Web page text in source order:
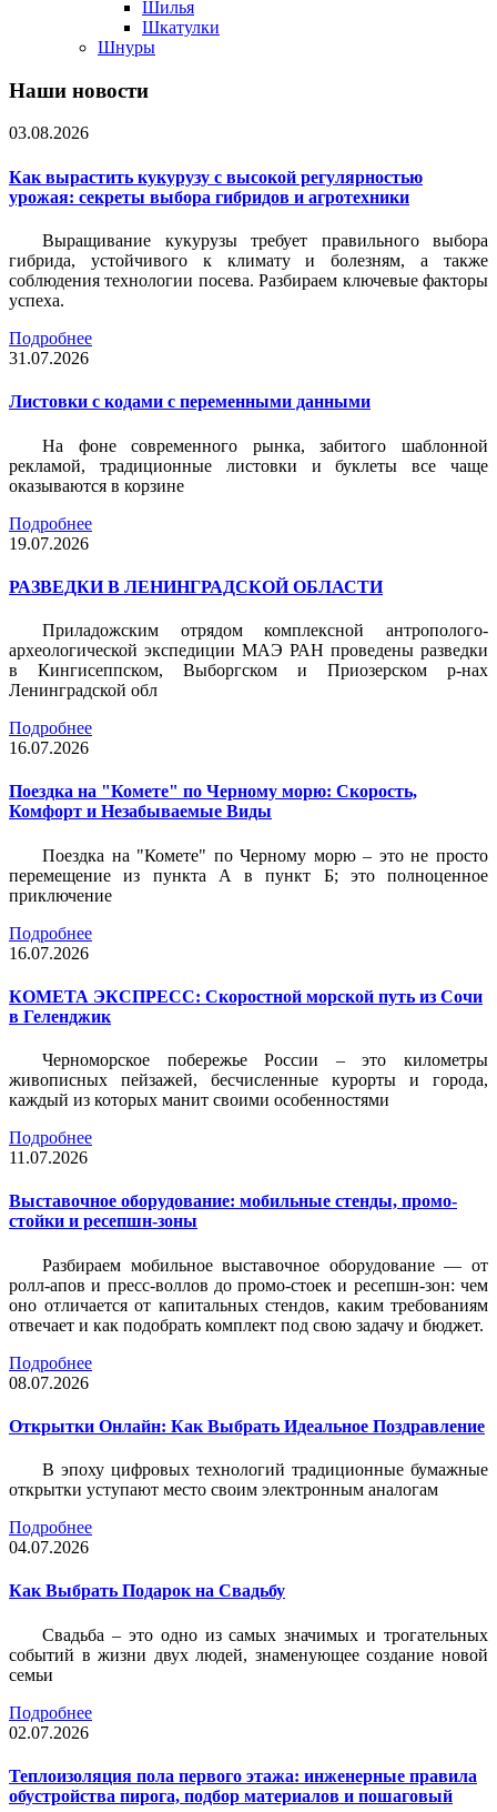
Шилья
Шкатулки
Шнуры
Наши новости
03.08.2026
Как вырастить кукурузу с высокой регулярностью
урожая: секреты выбора гибридов и агротехники
Выращивание кукурузы требует правильного выбора
гибрида, устойчивого к климату и болезням, а также
соблюдения технологии посева. Разбираем ключевые факторы
успеха.
Подробнее
31.07.2026
Листовки c кодами с переменными данными
На фоне современного рынка, забитого шаблонной
рекламой, традиционные листовки и буклеты все чаще
оказываются в корзине
Подробнее
19.07.2026
РАЗВЕДКИ В ЛЕНИНГРАДСКОЙ ОБЛАСТИ
Приладожским отрядом комплексной антрополого-
археологической экспедиции МАЭ РАН проведены разведки
в Кингисеппском, Выборгском и Приозерском р-нах
Ленинградской обл
Подробнее
16.07.2026
Поездка на "Комете" по Черному морю: Скорость,
Комфорт и Незабываемые Виды
Поездка на "Комете" по Черному морю – это не просто
перемещение из пункта А в пункт Б; это полноценное
приключение
Подробнее
16.07.2026
КОМЕТА ЭКСПРЕСС: Скоростной морской путь из Сочи
в Геленджик
Черноморское побережье России – это километры
живописных пейзажей, бесчисленные курорты и города,
каждый из которых манит своими особенностями
Подробнее
11.07.2026
Выставочное оборудование: мобильные стенды, промо-
стойки и ресепшн-зоны
Разбираем мобильное выставочное оборудование — от
ролл-апов и пресс-воллов до промо-стоек и ресепшн-зон: чем
оно отличается от капитальных стендов, каким требованиям
отвечает и как подобрать комплект под свою задачу и бюджет.
Подробнее
08.07.2026
Открытки Онлайн: Как Выбрать Идеальное Поздравление
В эпоху цифровых технологий традиционные бумажные
открытки уступают место своим электронным аналогам
Подробнее
04.07.2026
Как Выбрать Подарок на Свадьбу
Свадьба – это одно из самых значимых и трогательных
событий в жизни двух людей, знаменующее создание новой
семьи
Подробнее
02.07.2026
Теплоизоляция пола первого этажа: инженерные правила
обустройства пирога, подбор материалов и пошаговый